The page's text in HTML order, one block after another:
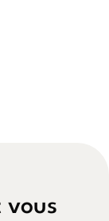
vous